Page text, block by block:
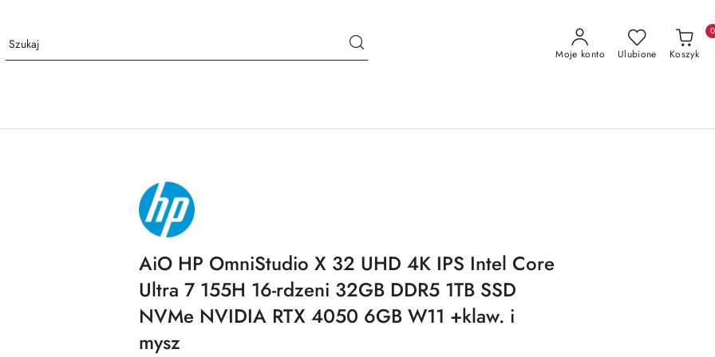
Moje konto Ulubione Koszyk
0
NAZWA
PRODUCENTA:
HP
AiO HP OmniStudio X 32 UHD 4K IPS Intel Core
Ultra 7 155H 16-rdzeni 32GB DDR5 1TB SSD
NVMe NVIDIA RTX 4050 6GB W11 +klaw. i
mysz